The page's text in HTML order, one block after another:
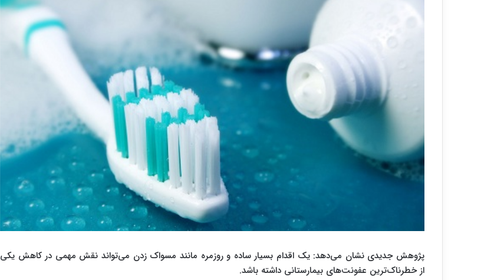
پژوهش جدیدی نشان می‌دهد: یک اقدام بسیار ساده و روزمره مانند مسواک زدن می‌تواند نقش مهمی در کاهش یکی
از خطرناک‌ترین عفونت‌های بیمارستانی داشته باشد.